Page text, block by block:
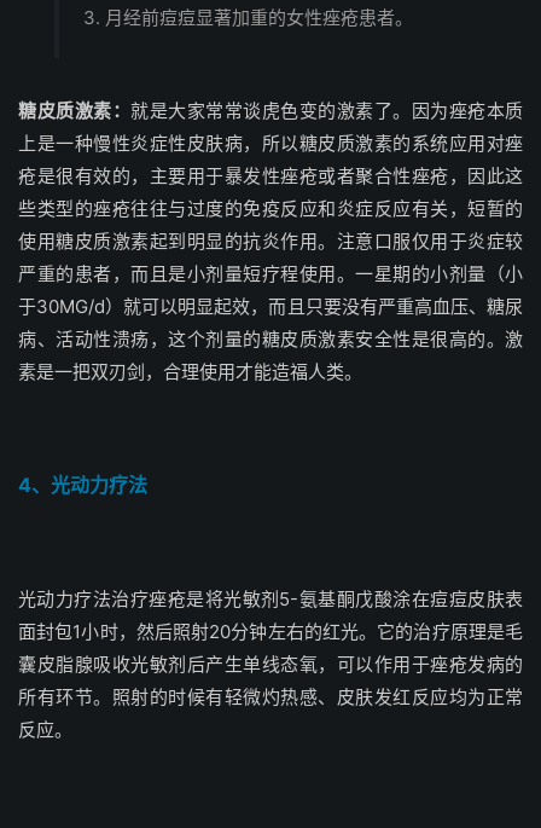
3. 月经前痘痘显著加重的女性痤疮患者。
糖皮质激素： 就是大家常常谈虎色变的激素了。因为痤疮本质
上是一种慢性炎症性皮肤病，所以糖皮质激素的系统应用对痤
疮是很有效的，主要用于暴发性痤疮或者聚合性痤疮，因此这
些类型的痤疮往往与过度的免疫反应和炎症反应有关，短暂的
使用糖皮质激素起到明显的抗炎作用。注意口服仅用于炎症较
严重的患者，而且是小剂量短疗程使用。一星期的小剂量（小
于30MG/d）就可以明显起效，而且只要没有严重高血压、糖尿
病、活动性溃疡，这个剂量的糖皮质激素安全性是很高的。激
素是一把双刃剑，合理使用才能造福人类。
4、光动力疗法
光动力疗法治疗痤疮是将光敏剂5-氨基酮戊酸涂在痘痘皮肤表
面封包1小时，然后照射20分钟左右的红光。它的治疗原理是毛
囊皮脂腺吸收光敏剂后产生单线态氧，可以作用于痤疮发病的
所有环节。照射的时候有轻微灼热感、皮肤发红反应均为正常
反应。